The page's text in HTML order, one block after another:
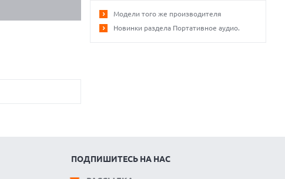
Модели того же производителя
Новинки раздела Портативное аудио.
ПОДПИШИТЕСЬ НА НАС